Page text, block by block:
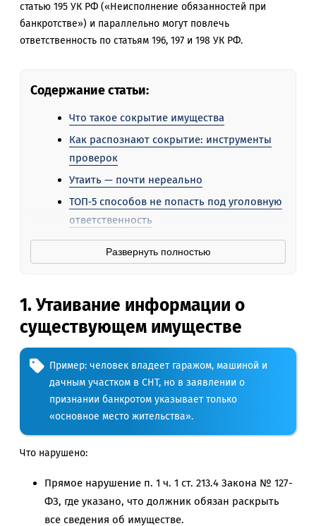
статью 195 УК РФ («Неисполнение обязанностей при
банкротстве») и параллельно могут повлечь
ответственность по статьям 196, 197 и 198 УК РФ.
Содержание статьи:
Что такое сокрытие имущества
Как распознают сокрытие: инструменты
проверок
Утаить — почти нереально
ТОП‑5 способов не попасть под уголовную
ответственность
Развернуть полностью
1. Утаивание информации о
существующем имуществе
Пример: человек владеет гаражом, машиной и
дачным участком в СНТ, но в заявлении о
признании банкротом указывает только
«основное место жительства».
Что нарушено:
Прямое нарушение п. 1 ч. 1 ст. 213.4 Закона № 127-
ФЗ, где указано, что должник обязан раскрыть
все сведения об имуществе.